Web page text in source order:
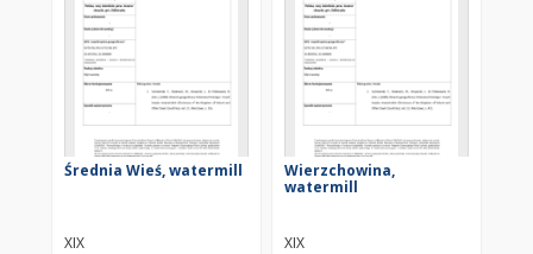
Średnia Wieś, watermill
XIX
Wierzchowina,
watermill
XIX